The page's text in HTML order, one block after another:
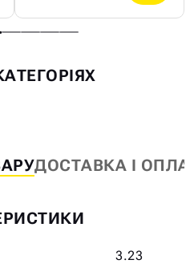
ДОСТАВКА І
3.23